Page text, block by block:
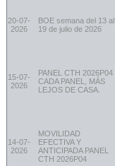
20-07-
2026
BOE semana del 13 al
19 de julio de 2026
15-07-
2026
PANEL CTH 2026P04
CADA PANEL, MÁS
LEJOS DE CASA.
14-07-
2026
MOVILIDAD
EFECTIVA Y
ANTICIPADA PANEL
CTH 2026P04